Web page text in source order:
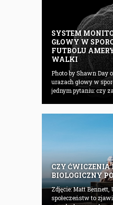
SYSTEM
GŁOWY W
FUTBOLU
WALKI
Photo by Shawn Day
urazach głowy w
jednym pytaniu: czy
CZY ĆWICZENIA
BIOLOGICZNY
Zdjęcie: Matt
społeczeństw to